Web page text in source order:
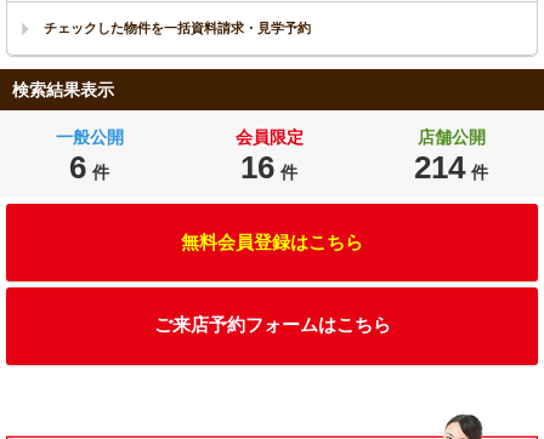
検索結果表示
一般公開
6 件
会員限定
16 件
店舗公開
214 件
無料会員登録はこちら
ご来店予約フォームはこちら